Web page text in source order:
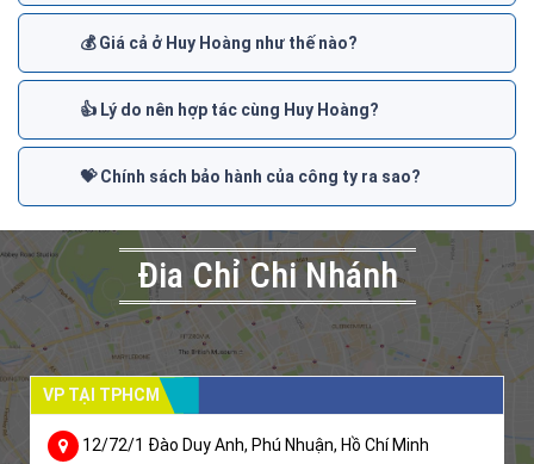
💰 Giá cả ở Huy Hoàng như thế nào?
👍 Lý do nên hợp tác cùng Huy Hoàng?
💝 Chính sách bảo hành của công ty ra sao?
Đia Chỉ Chi Nhánh
VP TẠI TPHCM
12/72/1 Đào Duy Anh, Phú Nhuận, Hồ Chí Minh